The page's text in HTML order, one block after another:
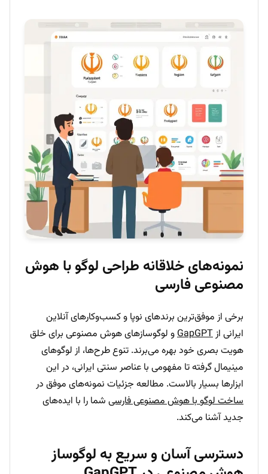
نمونه‌های خلاقانه طراحی لوگو با هوش
مصنوعی فارسی
برخی از موفق‌ترین برندهای نوپا و کسب‌وکارهای آنلاین
ایرانی ازGapGPTو لوگوسازهای هوش مصنوعی برای خلق
هویت بصری خود بهره می‌برند. تنوع طرح‌ها، از لوگوهای
مینیمال گرفته تا مفهومی با عناصر سنتی ایرانی، در این
ابزارها بسیار بالاست. مطالعه جزئیات نمونه‌های موفق در
ساخت لوگو با هوش مصنوعی فارسی شما را با ایده‌های
جدید آشنا می‌کند.
دسترسی آسان و سریع به لوگوساز